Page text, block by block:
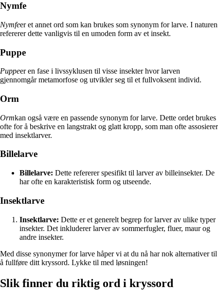
Nymfe
Nymfeer et annet ord som kan brukes som synonym for larve. I naturen
refererer dette vanligvis til en umoden form av et insekt.
Puppe
Puppeer en fase i livssyklusen til visse insekter hvor larven
gjennomgår metamorfose og utvikler seg til et fullvoksent individ.
Orm
Ormkan også være en passende synonym for larve. Dette ordet brukes
ofte for å beskrive en langstrakt og glatt kropp, som man ofte assosierer
med insektlarver.
Billelarve
Billelarve: Dette refererer spesifikt til larver av billeinsekter. De
har ofte en karakteristisk form og utseende.
Insektlarve
Insektlarve: Dette er et generelt begrep for larver av ulike typer
insekter. Det inkluderer larver av sommerfugler, fluer, maur og
andre insekter.
Med disse synonymer for larve håper vi at du nå har nok alternativer til
å fullføre ditt kryssord. Lykke til med løsningen!
Slik finner du riktig ord i kryssord